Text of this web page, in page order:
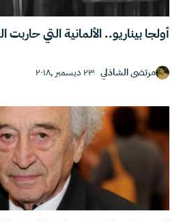
أولجا بيناريو.. الألمانية التي
مرتضى الشاذلي ٢٣ ديسمبر ,٢٠١٨